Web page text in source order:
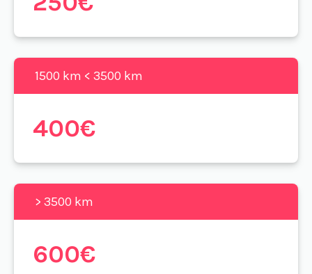
1500 km < 3500 km
400€
> 3500 km
600€